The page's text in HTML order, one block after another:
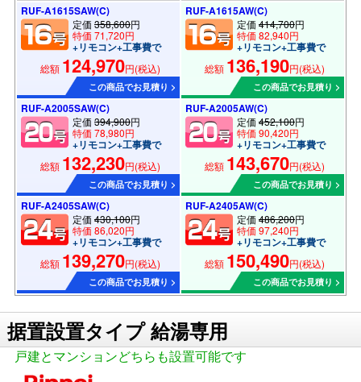
RUF-A1615SAW(C)
定価 358,600円
特価 71,720円
+リモコン+工事費で
総額 124,970円(税込)
この商品でお見積り >
RUF-A1615AW(C)
定価 414,700円
特価 82,940円
+リモコン+工事費で
総額 136,190円(税込)
この商品でお見積り >
RUF-A2005SAW(C)
定価 394,900円
特価 78,980円
+リモコン+工事費で
総額 132,230円(税込)
この商品でお見積り >
RUF-A2005AW(C)
定価 452,100円
特価 90,420円
+リモコン+工事費で
総額 143,670円(税込)
この商品でお見積り >
RUF-A2405SAW(C)
定価 430,100円
特価 86,020円
+リモコン+工事費で
総額 139,270円(税込)
この商品でお見積り >
RUF-A2405AW(C)
定価 486,200円
特価 97,240円
+リモコン+工事費で
総額 150,490円(税込)
この商品でお見積り >
据置設置タイプ 給湯専用
戸建とマンションどちらも設置可能です